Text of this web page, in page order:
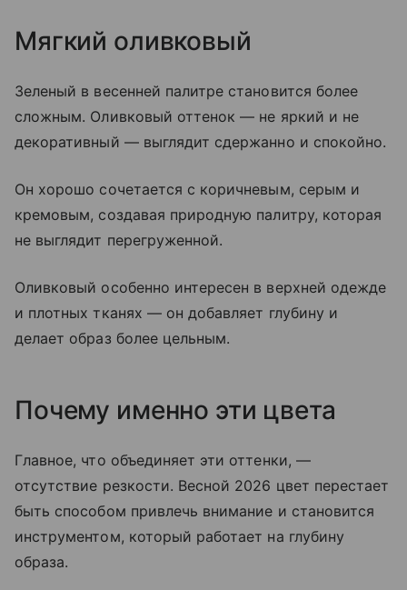
Мягкий оливковый
Зеленый в весенней палитре становится более
сложным. Оливковый оттенок — не яркий и не
декоративный — выглядит сдержанно и спокойно.
Он хорошо сочетается с коричневым, серым и
кремовым, создавая природную палитру, которая
не выглядит перегруженной.
Оливковый особенно интересен в верхней одежде
и плотных тканях — он добавляет глубину и
делает образ более цельным.
Почему именно эти цвета
Главное, что объединяет эти оттенки, —
отсутствие резкости. Весной 2026 цвет перестает
быть способом привлечь внимание и становится
инструментом, который работает на глубину
образа.